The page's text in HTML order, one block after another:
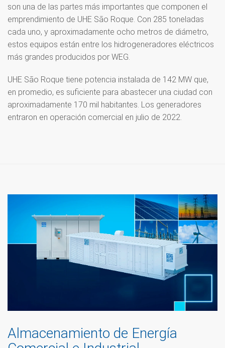
son una de las partes más importantes que componen el
emprendimiento de UHE São Roque. Con 285 toneladas
cada uno, y aproximadamente ocho metros de diámetro,
estos equipos están entre los hidrogeneradores eléctricos
más grandes producidos por WEG.
UHE São Roque tiene potencia instalada de 142 MW que,
en promedio, es suficiente para abastecer una ciudad con
aproximadamente 170 mil habitantes. Los generadores
entraron en operación comercial en julio de 2022.
Almacenamiento de Energía